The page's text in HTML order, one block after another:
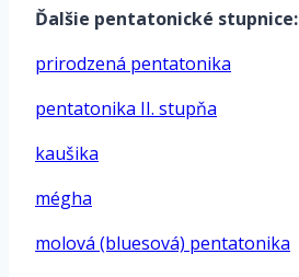
Ďalšie pentatonické stupnice:
prirodzená pentatonika
pentatonika II. stupňa
kaušika
mégha
molová (bluesová) pentatonika